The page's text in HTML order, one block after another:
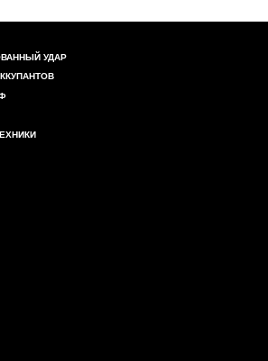
УДАР